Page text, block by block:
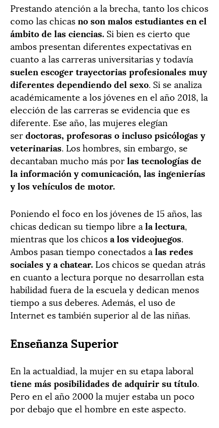
Prestando atención a la brecha, tanto los chicos
como las chicasno son malos estudiantes en el
ámbito de lasciencias. Si bien es cierto que
ambos presentan diferentes expectativas en
cuanto a las carreras universitarias y todavía
suelen escoger trayectorias profesionales muy
diferentes dependiendo del sexo. Si se analiza
académicamente a los jóvenes en el año 2018, la
elección de las carreras se evidencia que es
diferente. Ese año, las mujeres elegían
serdoctoras, profesoras o incluso psicólogas y
veterinarias. Los hombres, sin embargo, se
decantaban mucho más porlas tecnologías de
la información y comunicación, las ingenierías
y los vehículos de motor.
Poniendo el foco en los jóvenes de 15 años, las
chicas dedican su tiempo libre a la lectura,
mientras que los chicosa los videojuegos.
Ambos pasan tiempo conectados a las redes
sociales y a chatear. Los chicos se quedan atrás
en cuanto a lectura porque no desarrollan esta
habilidad fuera de la escuela y dedican menos
tiempo a sus deberes. Además, el uso de
Internet es también superior al de las niñas.
Enseñanza Superior
En la actualdiad, la mujer en su etapa laboral
tiene más posibilidades de adquirir su título.
Pero en el año 2000 la mujer estaba un poco
por debajo que el hombre en este aspecto.